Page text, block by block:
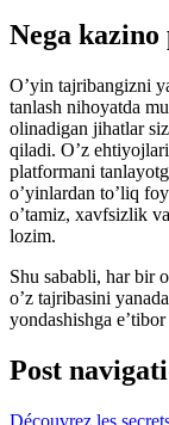
Nega
O’yin tajribangizni
tanlash nihoyatda
olinadigan jihatlar
qiladi. O’z
platformani
o’yinlardan to’liq
o’tamiz, xavfsizlik
lozim.
Shu sababli, har bir
o’z tajribasini
yondashishga
Post
Découvrez les